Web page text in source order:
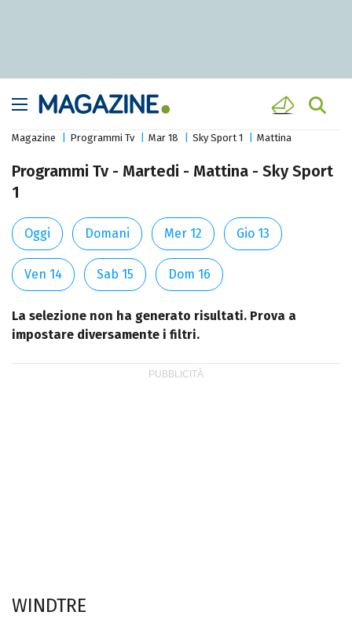
Magazine Programmi Tv Mar 18 Sky Sport 1 Mattina
Programmi Tv - Martedi - Mattina - Sky Sport
1
Oggi Domani Mer 12 Gio 13
Ven 14 Sab 15 Dom 16
La selezione non ha generato risultati. Prova a
impostare diversamente i filtri.
WINDTRE